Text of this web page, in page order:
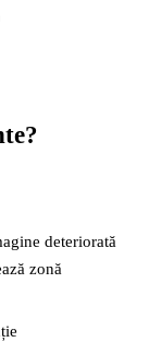
deteriorată
zonă